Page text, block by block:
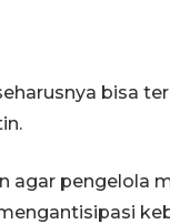
bisa
agar pengelola